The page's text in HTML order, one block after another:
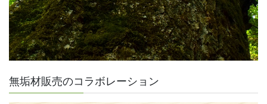
無垢材販売のコラボレーション